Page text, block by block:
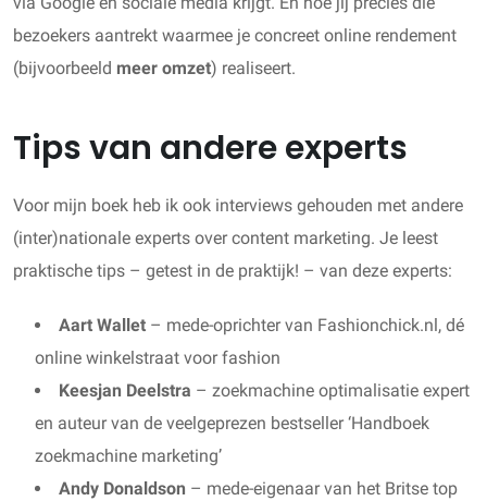
bezoekers aantrekt waarmee je concreet online rendement
(bijvoorbeeld meer omzet) realiseert.
Tips van andere experts
Voor mijn boek heb ik ook interviews gehouden met andere
(inter)nationale experts over content marketing. Je leest
praktische tips – getest in de praktijk! – van deze experts:
Aart Wallet – mede-oprichter van Fashionchick.nl, dé
online winkelstraat voor fashion
Keesjan Deelstra – zoekmachine optimalisatie expert
en auteur van de veelgeprezen bestseller ‘Handboek
zoekmachine marketing’
Andy Donaldson – mede-eigenaar van het Britse top